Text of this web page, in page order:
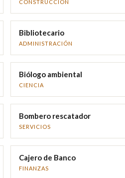
CONSTRUCCIÓN
Bibliotecario
ADMINISTRACIÓN
Biólogo ambiental
CIENCIA
Bombero rescatador
SERVICIOS
Cajero de Banco
FINANZAS